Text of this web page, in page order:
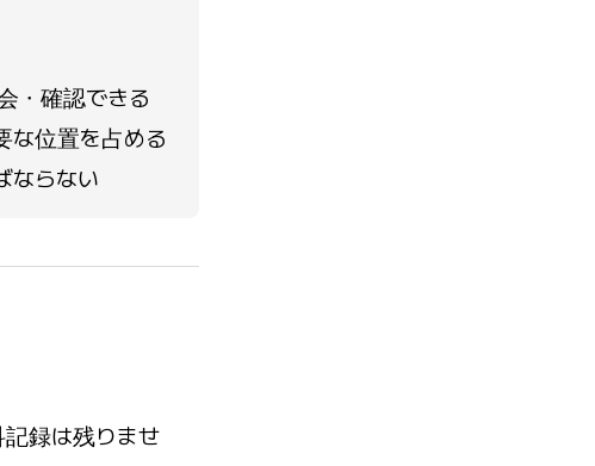
・確認できる
な位置を占める
ならない
録は残りませ